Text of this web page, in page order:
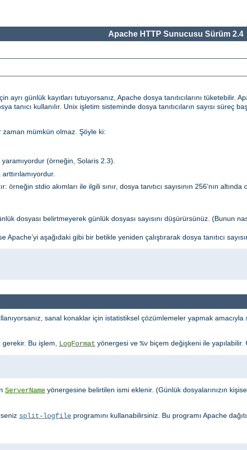
Apache HTTP Sunucusu Sürüm 2.4
ayrı günlük kayıtları tutuyorsanız, Apache dosya tanıtıcılarını tüketebilir.
kullanılır. Unix işletim sisteminde dosya tanıtıcıların sayısı süreç
zaman mümkün olmaz. Şöyle ki:
yaramıyordur (örneğin, Solaris 2.3).
örneğin stdio akımları ile ilgili sınır, dosya tanıtıcı sayısının 256’nın
dosyası belirtmeyerek günlük dosyası sayısını düşürürsünüz. (Bunun
aşağıdaki gibi bir betikle yeniden çalıştırarak dosya tanıtıcı
sanal konaklar için istatistiksel çözümlemeler yapmak amacıyla
Bu işlem, LogFormat yönergesi ve %v biçem değişkeni ile
ServerName yönergesine belirtilen ismi eklenir. (Günlük dosyalarınızın
split-logfile programını kullanabilirsiniz. Bu programı Apache